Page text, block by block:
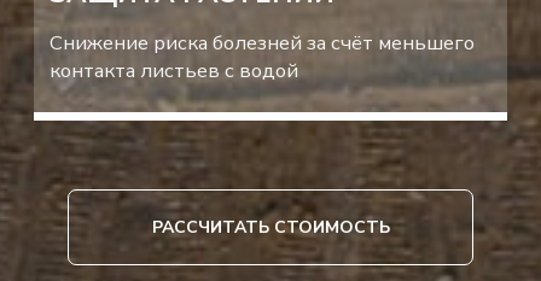
БУДЬ ТО ОТДЕЛЬНЫЙ ЭТАП ИЛИ
КОМПЛЕКС МЕРОПРИЯТИЙ. МЫ
ГАРАНТИРУЕМ:
индивидуальный подход к
каждой задаче;
соблюдение технологических
норм и стандартов;
прозрачную смету без скрытых
платежей;